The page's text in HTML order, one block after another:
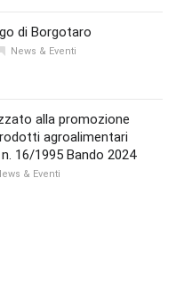
di Borgotaro
News & Eventi
alla promozione
agroalimentari
16/1995 Bando 2024
& Eventi